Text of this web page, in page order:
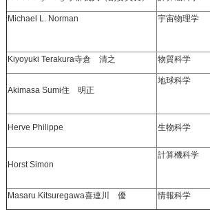
Michael L. Norman 宇宙物理学
Kiyoyuki Terakura寺倉 清之 物質科学
Akimasa Sumi住 明正
地球科学
Herve Philippe 生物科学
Horst Simon
計算機科学
Masaru Kitsuregawa喜連川 優 情報科学